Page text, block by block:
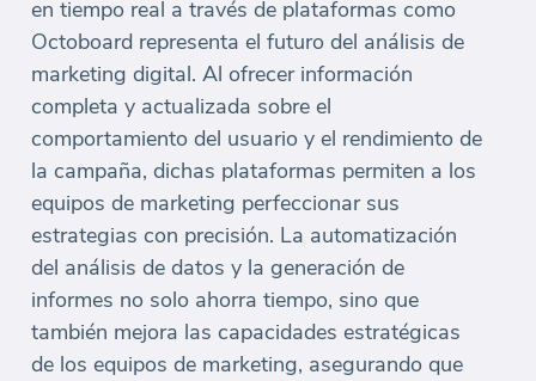
en tiempo real a través de plataformas como
Octoboard representa el futuro del análisis de
marketing digital. Al ofrecer información
completa y actualizada sobre el
comportamiento del usuario y el rendimiento de
la campaña, dichas plataformas permiten a los
equipos de marketing perfeccionar sus
estrategias con precisión. La automatización
del análisis de datos y la generación de
informes no solo ahorra tiempo, sino que
también mejora las capacidades estratégicas
de los equipos de marketing, asegurando que